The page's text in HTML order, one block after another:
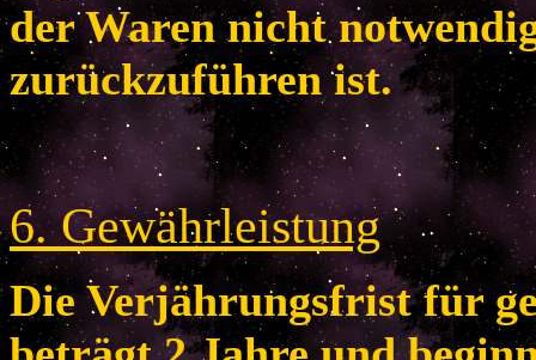
der Waren nicht
zurückzuführen ist.
6. Gewährleistung
Die Verjährungsfrist für